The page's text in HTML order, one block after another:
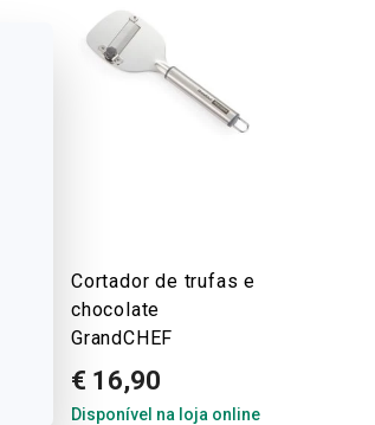
Cortador de trufas e
chocolate
GrandCHEF
€ 16,90
Disponível na loja online